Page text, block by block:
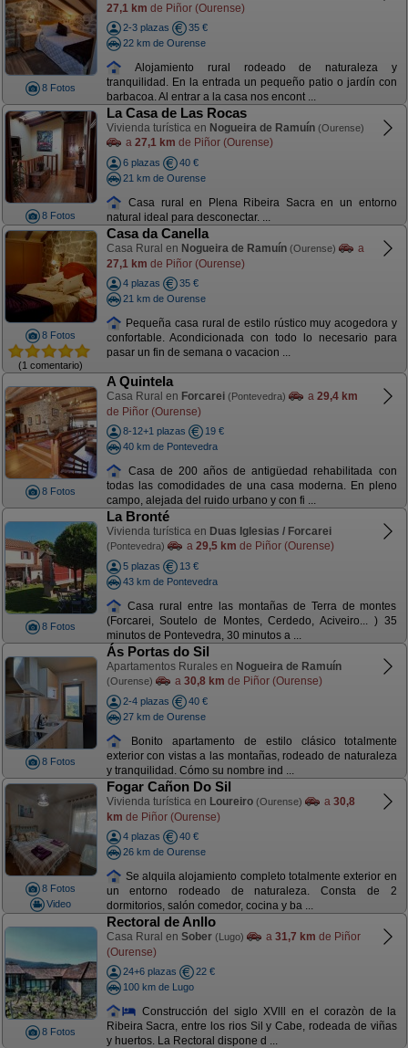
8 Fotos
27,1 km de Piñor (Ourense)
2-3 plazas
35 €
22 km de Ourense
Alojamiento rural rodeado de naturaleza y
tranquilidad. En la entrada un pequeño patio o jardín con
barbacoa. Al entrar a la casa nos encont ...
8 Fotos
La Casa de Las Rocas
Vivienda turística en Nogueira de Ramuín (Ourense)
a 27,1 km de Piñor (Ourense)
6 plazas
40 €
21 km de Ourense
Casa rural en Plena Ribeira Sacra en un entorno
natural ideal para desconectar. ...
8 Fotos
(1 comentario)
Casa da Canella
Casa Rural en Nogueira de Ramuín (Ourense)
a
27,1 km de Piñor (Ourense)
4 plazas
35 €
21 km de Ourense
Pequeña casa rural de estilo rústico muy acogedora y
confortable. Acondicionada con todo lo necesario para
pasar un fin de semana o vacacion ...
8 Fotos
A Quintela
Casa Rural en Forcarei (Pontevedra) a 29,4 km
de Piñor (Ourense)
8-12+1 plazas
19 €
40 km de Pontevedra
Casa de 200 años de antigüedad rehabilitada con
todas las comodidades de una casa moderna. En pleno
campo, alejada del ruido urbano y con fi ...
8 Fotos
La Bronté
Vivienda turística en Duas Iglesias / Forcarei
(Pontevedra) a 29,5 km de Piñor (Ourense)
5 plazas
13 €
43 km de Pontevedra
Casa rural entre las montañas de Terra de montes
(Forcarei, Soutelo de Montes, Cerdedo, Aciveiro... ) 35
minutos de Pontevedra, 30 minutos a ...
8 Fotos
Ás Portas do Sil
Apartamentos Rurales en Nogueira de Ramuín
(Ourense) a 30,8 km de Piñor (Ourense)
2-4 plazas
40 €
27 km de Ourense
Bonito apartamento de estilo clásico totalmente
exterior con vistas a las montañas, rodeado de naturaleza
y tranquilidad. Cómo su nombre ind ...
8 Fotos
Video
Fogar Cañon Do Sil
Vivienda turística en Loureiro (Ourense) a 30,8
km de Piñor (Ourense)
4 plazas
40 €
26 km de Ourense
Se alquila alojamiento completo totalmente exterior en
un entorno rodeado de naturaleza. Consta de 2
dormitorios, salón comedor, cocina y ba ...
8 Fotos
Rectoral de Anllo
Casa Rural en Sober (Lugo) a 31,7 km de Piñor
(Ourense)
24+6 plazas
22 €
100 km de Lugo
Construcción del siglo XVlll en el corazòn de la
Ribeira Sacra, entre los rios Sil y Cabe, rodeada de viñas
y huertos. La Rectoral dispone d ...